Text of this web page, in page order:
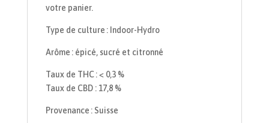
votre panier.
Type de culture : Indoor-Hydro
Arôme : épicé, sucré et citronné
Taux de THC : < 0,3 %
Taux de CBD : 17,8 %
Provenance : Suisse